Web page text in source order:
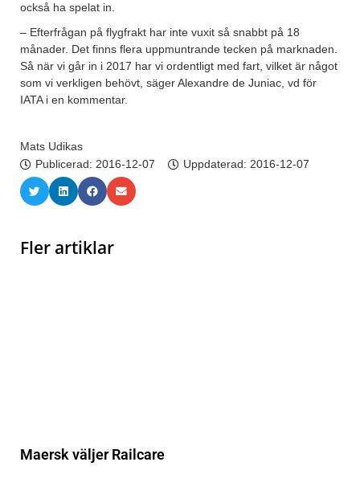
också ha spelat in.
– Efterfrågan på flygfrakt har inte vuxit så snabbt på 18
månader. Det finns flera uppmuntrande tecken på marknaden.
Så när vi går in i 2017 har vi ordentligt med fart, vilket är något
som vi verkligen behövt, säger Alexandre de Juniac, vd för
IATA i en kommentar.
Mats Udikas
Publicerad: 2016-12-07 Uppdaterad: 2016-12-07
Fler artiklar
Maersk väljer Railcare